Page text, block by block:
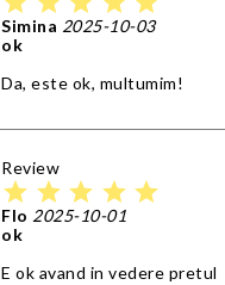
Simina 2025-10-03
ok
Da, este ok, multumim!
Review
star star star star star
Flo 2025-10-01
ok
E ok avand in vedere pretul